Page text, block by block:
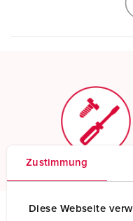
Zustimmung
Diese Webseite